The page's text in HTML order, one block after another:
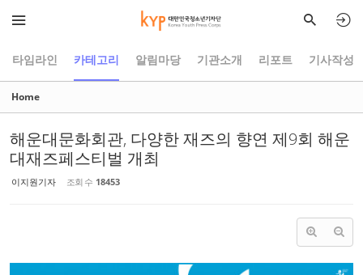
타임라인 카테고리 알림마당 기관소개 리포트 기사작성
Home
해운대문화회관, 다양한 재즈의 향연 제9회 해운
대재즈페스티벌 개최
이지원기자 조회 수 18453
Sketchbook5, 스케치북5